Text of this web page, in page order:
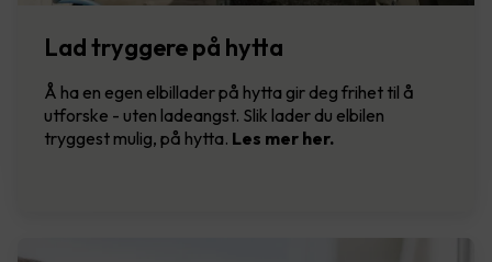
Lad tryggere på hytta
Å ha en egen elbillader på hytta gir deg frihet til å
utforske - uten ladeangst. Slik lader du elbilen
tryggest mulig, på hytta. Les mer her.